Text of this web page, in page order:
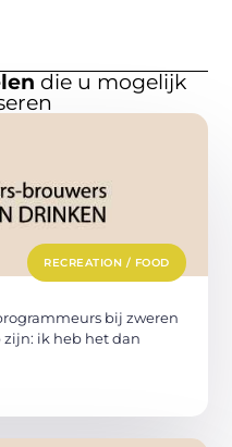
die u mogelijk
RECREATION / FOOD
bij zweren
zijn: ik heb het dan